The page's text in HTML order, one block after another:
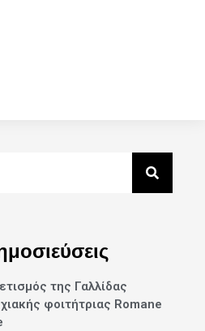
της Γαλλίδας
φοιτήτριας Romane